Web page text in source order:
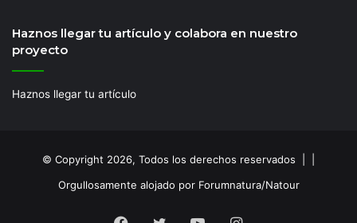
Haznos llegar tu artículo y colabora en nuestro
proyecto
Haznos llegar tu artículo
© Copyright 2026, Todos los derechos reservados | |
Orgullosamente alojado por Forumnatura/Natour